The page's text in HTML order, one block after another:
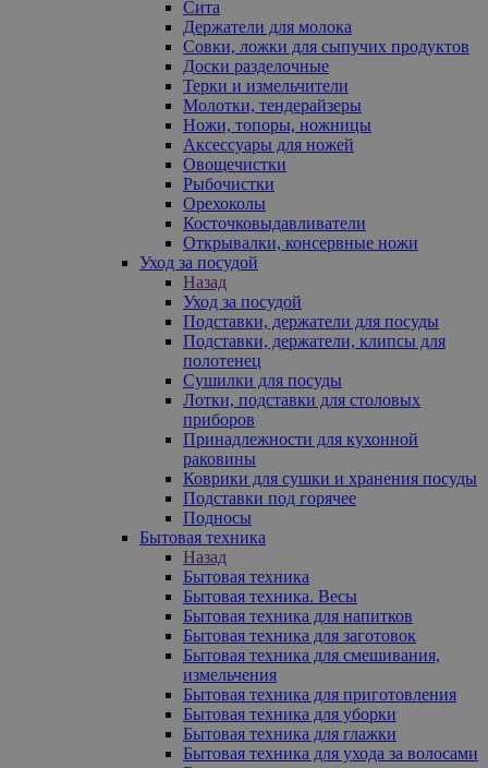
Сита
Держатели для молока
Совки, ложки для сыпучих продуктов
Доски разделочные
Терки и измельчители
Молотки, тендерайзеры
Ножи, топоры, ножницы
Аксессуары для ножей
Овощечистки
Рыбочистки
Орехоколы
Косточковыдавливатели
Открывалки, консервные ножи
Уход за посудой
Назад
Уход за посудой
Подставки, держатели для посуды
Подставки, держатели, клипсы для
полотенец
Сушилки для посуды
Лотки, подставки для столовых
приборов
Принадлежности для кухонной
раковины
Коврики для сушки и хранения посуды
Подставки под горячее
Подносы
Бытовая техника
Назад
Бытовая техника
Бытовая техника. Весы
Бытовая техника для напитков
Бытовая техника для заготовок
Бытовая техника для смешивания,
измельчения
Бытовая техника для приготовления
Бытовая техника для уборки
Бытовая техника для глажки
Бытовая техника для ухода за волосами